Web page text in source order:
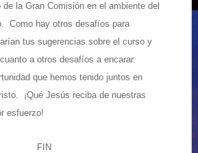
la Gran Comisión en el ambiente del
Como hay otros desafíos para
tus sugerencias sobre el curso y
a otros desafíos a encarar.
que hemos tenido juntos en
¡Qué Jesús reciba de nuestras
esfuerzo!
FIN